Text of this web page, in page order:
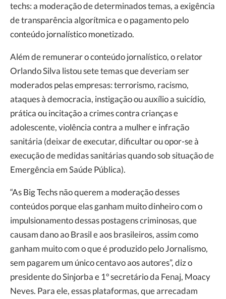
techs: a moderação de determinados temas, a exigência
de transparência algorítmica e o pagamento pelo
conteúdo jornalístico monetizado.
Além de remunerar o conteúdo jornalístico, o relator
Orlando Silva listou sete temas que deveriam ser
moderados pelas empresas: terrorismo, racismo,
ataques à democracia, instigação ou auxílio a suicídio,
prática ou incitação a crimes contra crianças e
adolescente, violência contra a mulher e infração
sanitária (deixar de executar, dificultar ou opor-se à
execução de medidas sanitárias quando sob situação de
Emergência em Saúde Pública).
“As Big Techs não querem a moderação desses
conteúdos porque elas ganham muito dinheiro com o
impulsionamento dessas postagens criminosas, que
causam dano ao Brasil e aos brasileiros, assim como
ganham muito com o que é produzido pelo Jornalismo,
sem pagarem um único centavo aos autores”, diz o
presidente do Sinjorba e 1º secretário da Fenaj, Moacy
Neves. Para ele, essas plataformas, que arrecadam